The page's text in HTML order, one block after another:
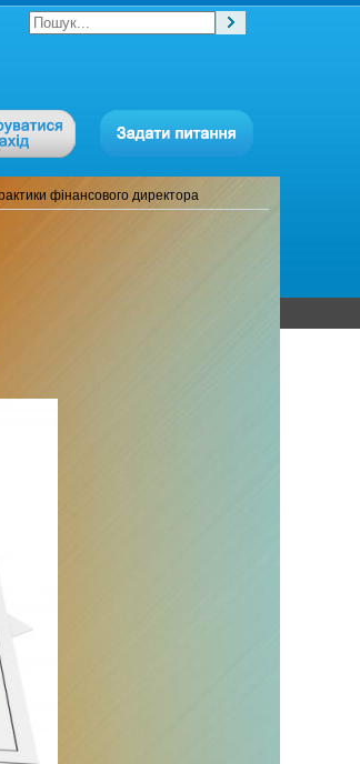
фінансового директора